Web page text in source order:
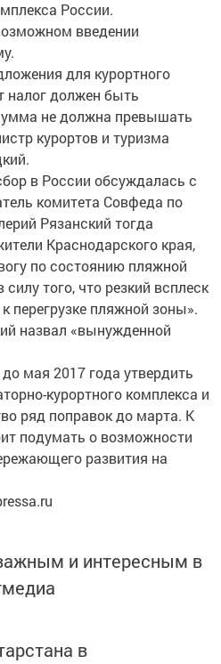
России.
введении
для курортного
налог должен быть
не должна превышать
курортов и туризма
в России обсуждалась с
комитета Совфеда по
Рязанский тогда
Краснодарского края,
по состоянию пляжной
того, что резкий всплеск
перегрузке пляжной зоны».
назвал «вынужденной
мая 2017 года утвердить
курортного комплекса и
ряд поправок до марта. К
подумать о возможности
развития на
и интересным в
в